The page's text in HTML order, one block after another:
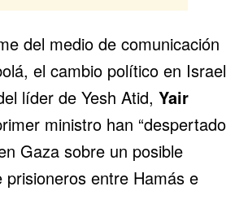
del medio de comunicación
el cambio político en Israel
líder de Yesh Atid, Yair
ministro han “despertado
Gaza sobre un posible
prisioneros entre Hamás e